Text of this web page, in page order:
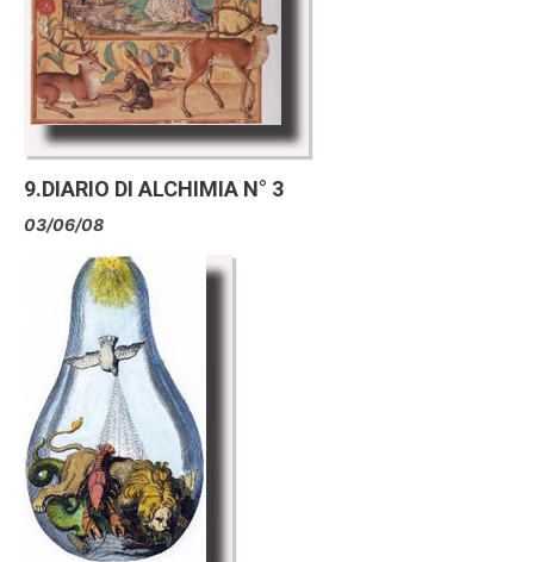
9.DIARIO DI ALCHIMIA N° 3
03/06/08